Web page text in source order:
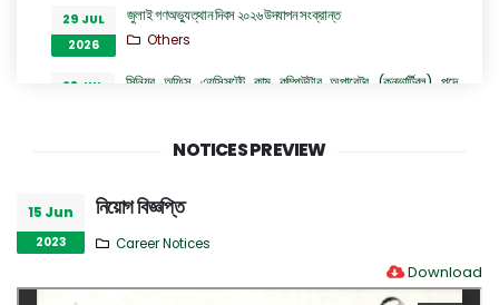
29 JUL
2026
জুলাই গণঅভ্যুত্থান দিবস ২০২৬ উদযাপন সংক্রান্ত
Others
28 JUL
সিনিয়র অফিস এ্যসিসটেন্ট কাম কম্পিউটার অপারেটর (কনভার্টিবল) পদে
2026
বিশ্ববিদ্যালয়ের প্রো-ভাইস চ্যান্সেলর পদে যোগদান সংক্রান্ত বিজ্ঞপ্তি
NOTICES PREVIEW
15 Jun
2023
নিয়োগ বিজ্ঞপ্তি
Career Notices
Download